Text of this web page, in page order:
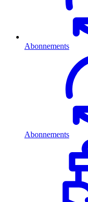
Abonnements
Abonnements